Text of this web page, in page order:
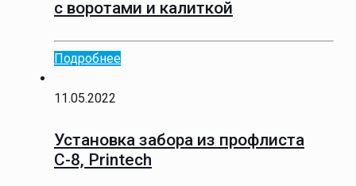
с воротами и калиткой
Подробнее
11.05.2022
Установка забора из профлиста
С-8, Printech